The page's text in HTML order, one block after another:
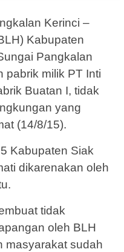
Kerinci –
Kabupaten
Pangkalan
pabrik milik PT Inti
Buatan I, tidak
yang
(14/8/15).
Kabupaten Siak
dikarenakan oleh
tidak
oleh BLH
masyarakat sudah